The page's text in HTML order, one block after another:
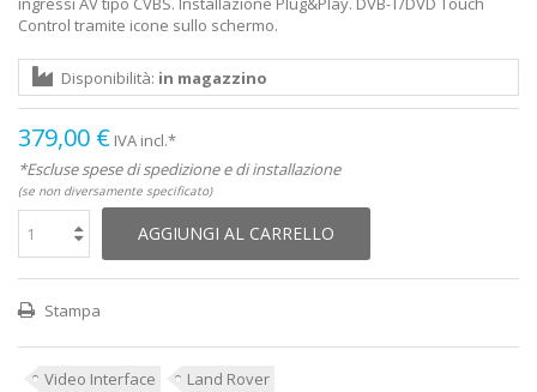
Control tramite icone sullo schermo.
Disponibilità: in magazzino
379,00 € IVA incl.*
*Escluse spese di spedizione e di installazione
(se non diversamente specificato)
AGGIUNGI AL CARRELLO
Stampa
Video Interface Land Rover